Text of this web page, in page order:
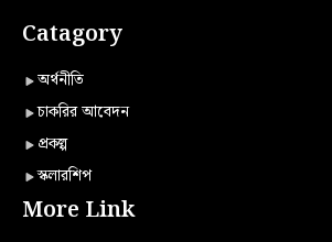
Catagory
অর্থনীতি
চাকরির আবেদন
প্রকল্প
স্কলারশিপ
More Link